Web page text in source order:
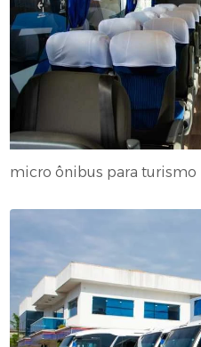
micro ônibus para turismo